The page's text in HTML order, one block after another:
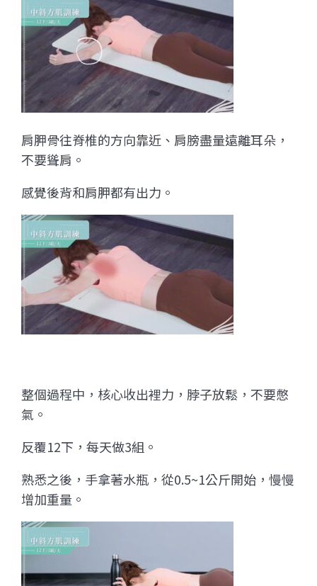
肩胛骨往脊椎的方向靠近、肩膀盡量遠離耳朵，
不要聳肩。
感覺後背和肩胛都有出力。
整個過程中，核心收出裡力，脖子放鬆，不要憋
氣。
反覆12下，每天做3組。
熟悉之後，手拿著水瓶，從0.5~1公斤開始，慢慢
增加重量。